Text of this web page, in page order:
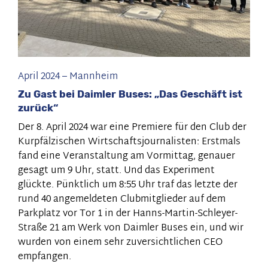
April 2024–Mannheim
Zu Gast bei Daimler Buses: „Das Geschäft ist
zurück“
Der 8. April 2024 war eine Premiere für den Club der
Kurpfälzischen Wirtschaftsjournalisten: Erstmals
fand eine Veranstaltung am Vormittag, genauer
gesagt um 9 Uhr, statt. Und das Experiment
glückte. Pünktlich um 8:55 Uhr traf das letzte der
rund 40 angemeldeten Clubmitglieder auf dem
Parkplatz vor Tor 1 in der Hanns-Martin-Schleyer-
Straße 21 am Werk von Daimler Buses ein, und wir
wurden von einem sehr zuversichtlichen CEO
empfangen.